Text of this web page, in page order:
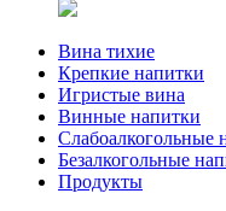
Вина тихие
Крепкие напитки
Игристые вина
Винные напитки
Слабоалкогольные
Безалкогольные
Продукты